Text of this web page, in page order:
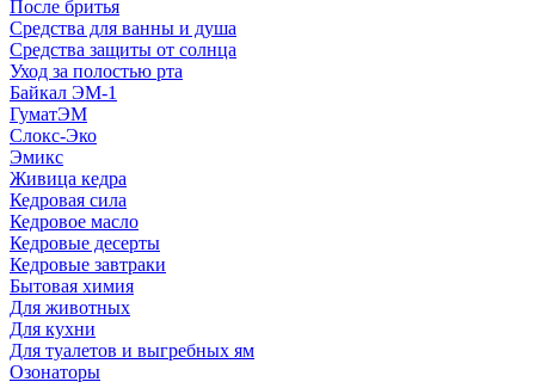
После бритья
Средства для ванны и душа
Средства защиты от солнца
Уход за полостью рта
Байкал ЭМ-1
ГуматЭМ
Слокс-Эко
Эмикс
Живица кедра
Кедровая сила
Кедровое масло
Кедровые десерты
Кедровые завтраки
Бытовая химия
Для животных
Для кухни
Для туалетов и выгребных ям
Озонаторы